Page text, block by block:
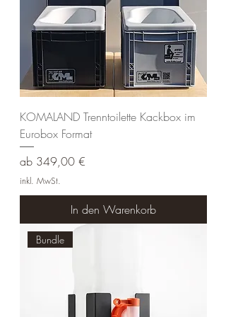
KOMALAND Trenntoilette Kackbox im
Eurobox Format
ab 349,00 €
Sale-Preis
inkl. MwSt.
In den Warenkorb
Bundle